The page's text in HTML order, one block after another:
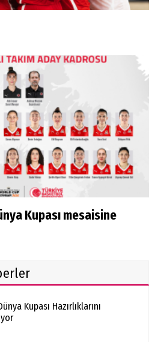
Kupası mesaisine
Kupası Hazırlıklarını